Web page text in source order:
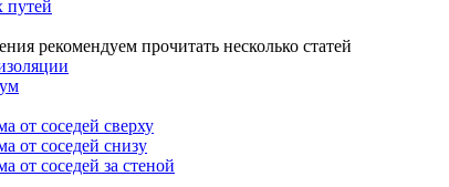
путей
рекомендуем прочитать несколько статей
от соседей сверху
от соседей снизу
от соседей за стеной